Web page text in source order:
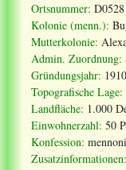
Ortsnummer: D0528
Kolonie (menn.):
Mutterkolonie:
Admin. Zuordnung:
Gründungsjahr: 1910
Topografische Lage:
Landfläche: 1.000
Einwohnerzahl: 50
Konfession:
Zusatzinformationen: